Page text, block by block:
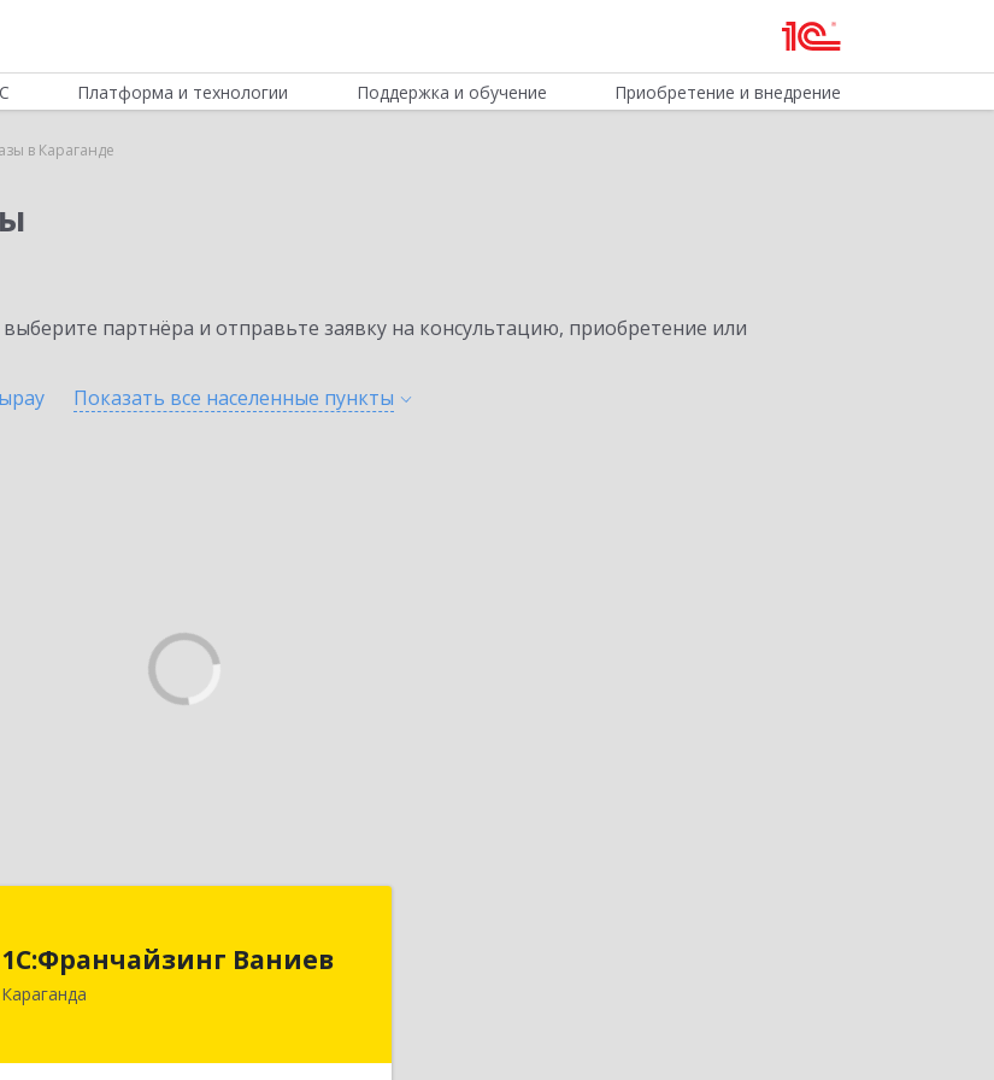
Платформа и технологии Поддержка и обучение Приобретение и внедрение
в Караганде
партнёра и отправьте заявку на консультацию, приобретение или
Показать все населенные пункты
1С:Франчайзинг Ваниев
Караганда
Караганда, ул. Комиссарова 34-2
Подробнее